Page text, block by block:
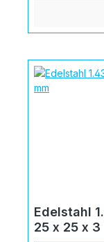
Edelstahl
25 x 25 x 3